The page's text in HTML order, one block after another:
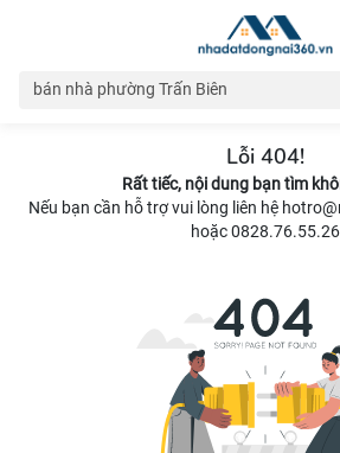
Lỗi 404!
Rất tiếc, nội dung bạn tìm
Nếu bạn cần hỗ trợ vui lòng liên hệ
hoặc 0828.76.55.26